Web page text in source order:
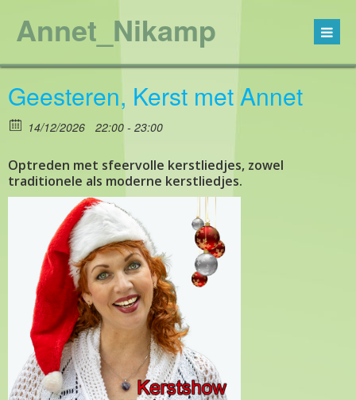
Annet_Nikamp
Geesteren, Kerst met Annet
14/12/2026 22:00 - 23:00
Optreden met sfeervolle kerstliedjes, zowel
traditionele als moderne kerstliedjes.